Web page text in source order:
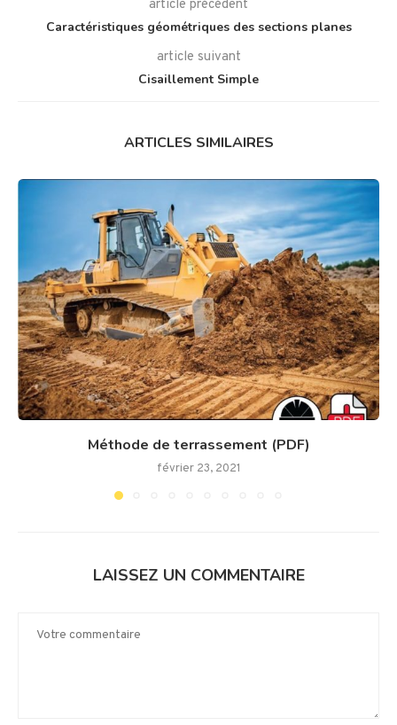
article précédent
Caractéristiques géométriques des sections planes
article suivant
Cisaillement Simple
ARTICLES SIMILAIRES
Méthode de terrassement (PDF)
février 23, 2021
LAISSEZ UN COMMENTAIRE